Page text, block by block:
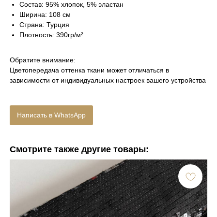
Состав: 95% хлопок, 5% эластан
Ширина: 108 см
Страна: Турция
Плотность: 390гр/м²
Обратите внимание:
Цветопередача оттенка ткани может отличаться в
зависимости от индивидуальных настроек вашего устройства
Написать в WhatsApp
Смотрите также другие товары: